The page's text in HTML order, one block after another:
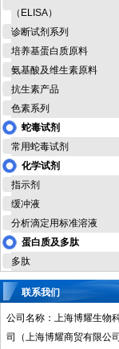
（ELISA）
诊断试剂系列
培养基蛋白质原料
氨基酸及维生素原料
抗生素产品
色素系列
蛇毒试剂
常用蛇毒试剂
化学试剂
指示剂
缓冲液
分析滴定用标准溶液
蛋白质及多肽
多肽
联系我们
公司名称：上海博耀生物
司（上海博耀商贸有限公司